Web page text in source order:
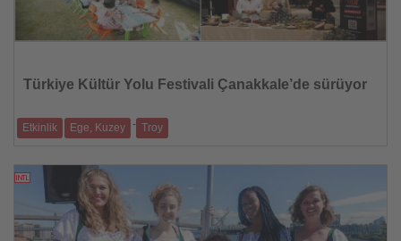
Türkiye Kültür Yolu Festivali Çanakkale’de sürüyor
Etkinlik Ege, Kuzey - Troy
buluşması ve �